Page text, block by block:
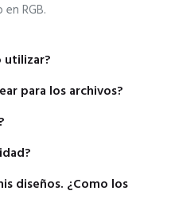
RGB.
utilizar?
para los archivos?
diseños. ¿Como los